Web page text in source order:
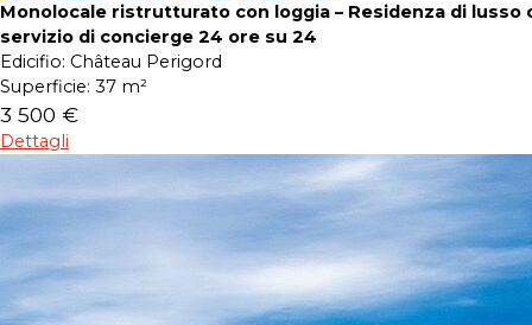
Monolocale ristrutturato con loggia – Residenza di lusso
servizio di concierge 24 ore su 24
Edicifio: Château Perigord
Superficie: 37 m²
3 500 €
Dettagli